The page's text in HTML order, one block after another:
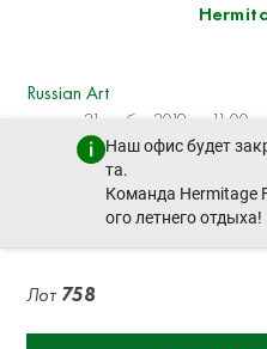
Наш офис будет
та.
Команда Hermitage
ого летнего отдыха!
Russian Art
четверг, 21 ноября 2019 г. - 11:00
пред. лот
SERGEI PUSTOVOJT
Лот 758